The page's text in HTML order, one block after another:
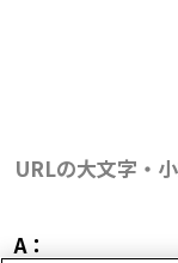
URLの大文字・
A：